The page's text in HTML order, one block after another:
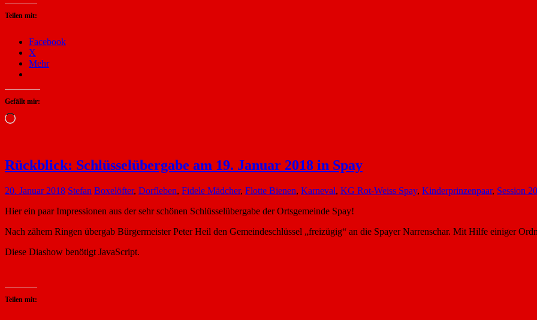
Teilen mit:
Facebook
X
Mehr
Gefällt mir:
Wird
Rückblick: Schlüsselübergabe am 19. Januar 2018 in Spay
20. Januar 2018 Stefan Boxelöfter, Dorfleben, Fidele Mädcher, Flotte Bienen, Karneval, KG Rot-Weiss Spay, Kinderprinzenpaar, Session
Hier ein paar Impressionen aus der sehr schönen Schlüsselübergabe der Ortsgemeinde Spay!
Nach zähem Ringen übergab Bürgermeister Peter Heil den Gemeindeschlüssel „freizügig“ an die Spayer Narrenschar. Mit Hilfe einiger
Diese Diashow benötigt JavaScript.
Teilen mit: